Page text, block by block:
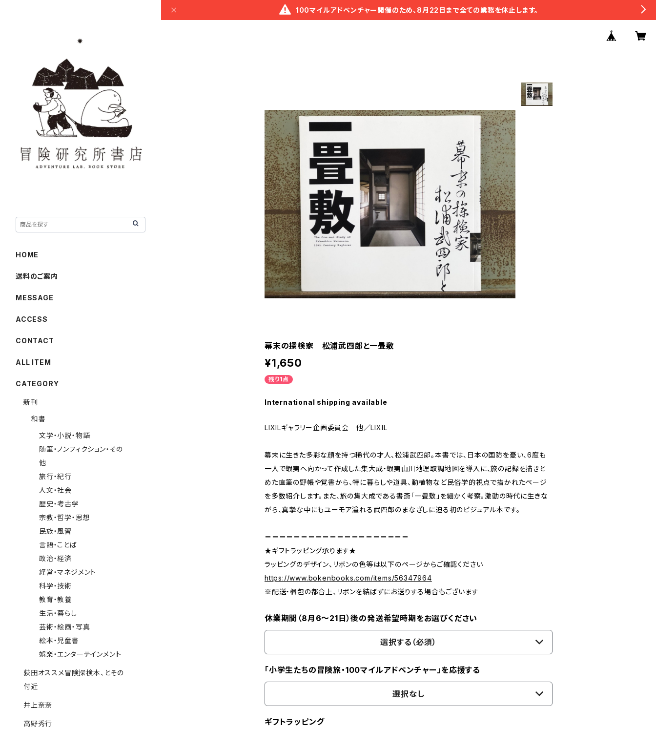
100マイルアドベンチャー開催のため、8月22日まで全ての業務を休止します。
幕末の探検家 松浦武四郎と一畳敷
¥1,650
残り1点
International shipping available
LIXILギャラリー企画委員会 他／LIXIL
幕末に生きた多彩な顔を持つ稀代の才人、松浦武四郎。本書では、日本の国防を憂い、6度も
一人で蝦夷へ向かって作成した集大成・蝦夷山川地理取調地図を導入に、旅の記録を描きと
めた直筆の野帳や覚書から、特に暮らしや道具、動植物など民俗学的視点で描かれたページ
を多数紹介します。また、旅の集大成である書斎「一畳敷」を細かく考察。激動の時代に生きな
がら、真摯な中にもユーモア溢れる武四郎のまなざしに迫る初のビジュアル本です。
＝＝＝＝＝＝＝＝＝＝＝＝＝＝＝＝＝＝＝＝
★ギフトラッピング承ります★
ラッピングのデザイン、リボンの色等は以下のページからご確認ください
https://www.bokenbooks.com/items/56347964
※配送・梱包の都合上、リボンを結ばずにお送りする場合もございます
休業期間（8月6〜21日）後の発送希望時期をお選びください
選択する（必須）
「小学生たちの冒険旅・100マイルアドベンチャー」を応援する
選択なし
ギフトラッピング
HOME
送料のご案内
MESSAGE
ACCESS
CONTACT
ALL ITEM
CATEGORY
新刊
和書
文学・小説・物語
随筆・ノンフィクション・その
他
旅行・紀行
人文・社会
歴史・考古学
宗教・哲学・思想
民族・風習
言語・ことば
政治・経済
経営・マネジメント
科学・技術
教育・教養
生活・暮らし
芸術・絵画・写真
絵本・児童書
娯楽・エンターテインメント
荻田オススメ冒険探検本、とその
付近
井上奈奈
高野秀行